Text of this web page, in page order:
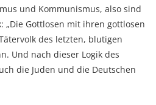
und Kommunismus, also sind
„Die Gottlosen mit ihren gottlosen
des letzten, blutigen
Und nach dieser Logik des
die Juden und die Deutschen